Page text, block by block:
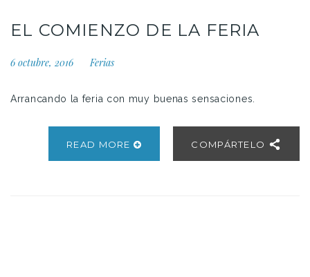
EL COMIENZO DE LA FERIA
6 octubre, 2016 Ferias
Arrancando la feria con muy buenas sensaciones.
READ MORE COMPÁRTELO